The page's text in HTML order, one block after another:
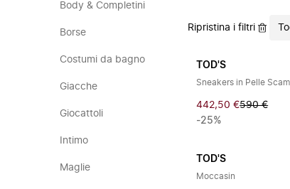
Body & Completini
Borse
Costumi da bagno
Giacche
Giocattoli
Intimo
Maglie
Ripristina i filtri
TOD'S
Sneakers in Pelle
442,50 €590 €
-25%
TOD'S
Moccasin